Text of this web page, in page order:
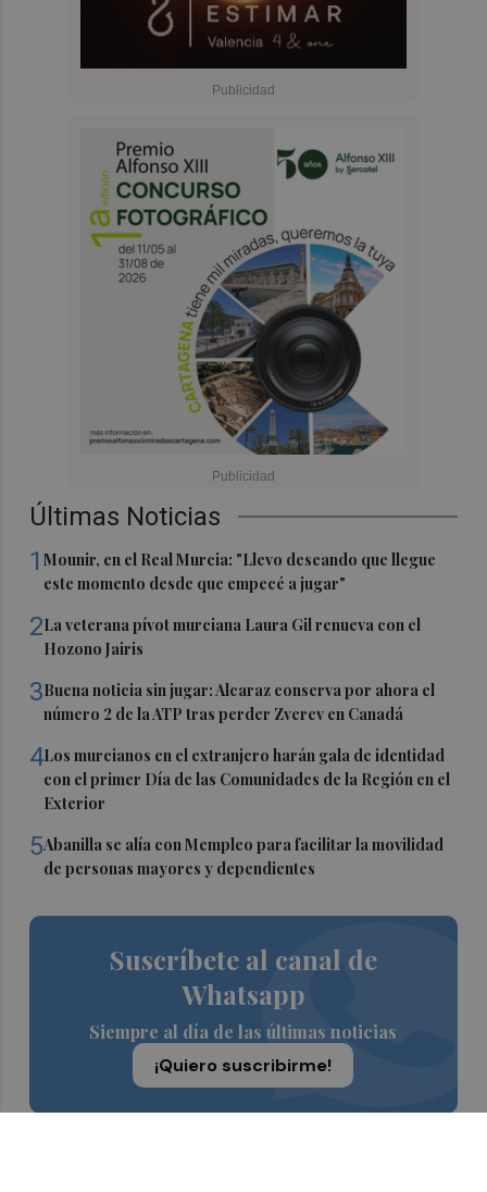
Últimas Noticias
1Mounir, en el Real Murcia: "Llevo deseando que llegue
este momento desde que empecé a jugar"
2La veterana pívot murciana Laura Gil renueva con el
Hozono Jairis
3Buena noticia sin jugar: Alcaraz conserva por ahora el
número 2 de la ATP tras perder Zverev en Canadá
4Los murcianos en el extranjero harán gala de identidad
con el primer Día de las Comunidades de la Región en el
Exterior
5Abanilla se alía con Mempleo para facilitar la movilidad
de personas mayores y dependientes
Suscríbete al canal de
Whatsapp
Siempre al día de las últimas noticias
¡Quiero suscribirme!